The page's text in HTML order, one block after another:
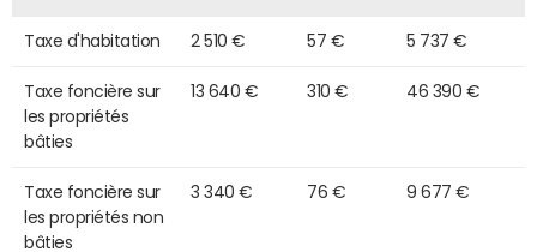
Taxe d'habitation 2 510 € 57 € 5 737 €
Taxe foncière sur
les propriétés
bâties
13 640 € 310 € 46 390 €
Taxe foncière sur
les propriétés non
bâties
3 340 € 76 € 9 677 €